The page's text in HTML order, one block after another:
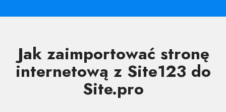
Jak zaimportować stronę
internetową z Site123 do
Site.pro